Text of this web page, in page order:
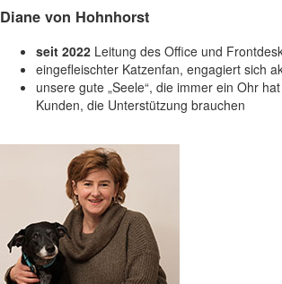
Diane von Hohnhorst
seit 2022 Leitung des Office und
eingefleischter Katzenfan, engagiert sich
unsere gute „Seele“, die immer ein Ohr
Kunden, die Unterstützung brauchen